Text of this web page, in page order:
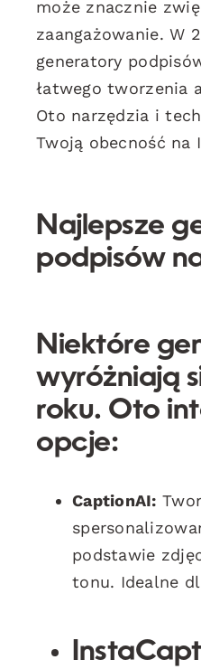
może znacznie
zaangażowanie. W
generatory
łatwego tworzenia
Oto narzędzia i
Twoją obecność na
Najlepsze
podpisów
Niektóre
wyróżniają
roku. Oto
opcje:
CaptionAI:
podstawie
tonu. Idealne